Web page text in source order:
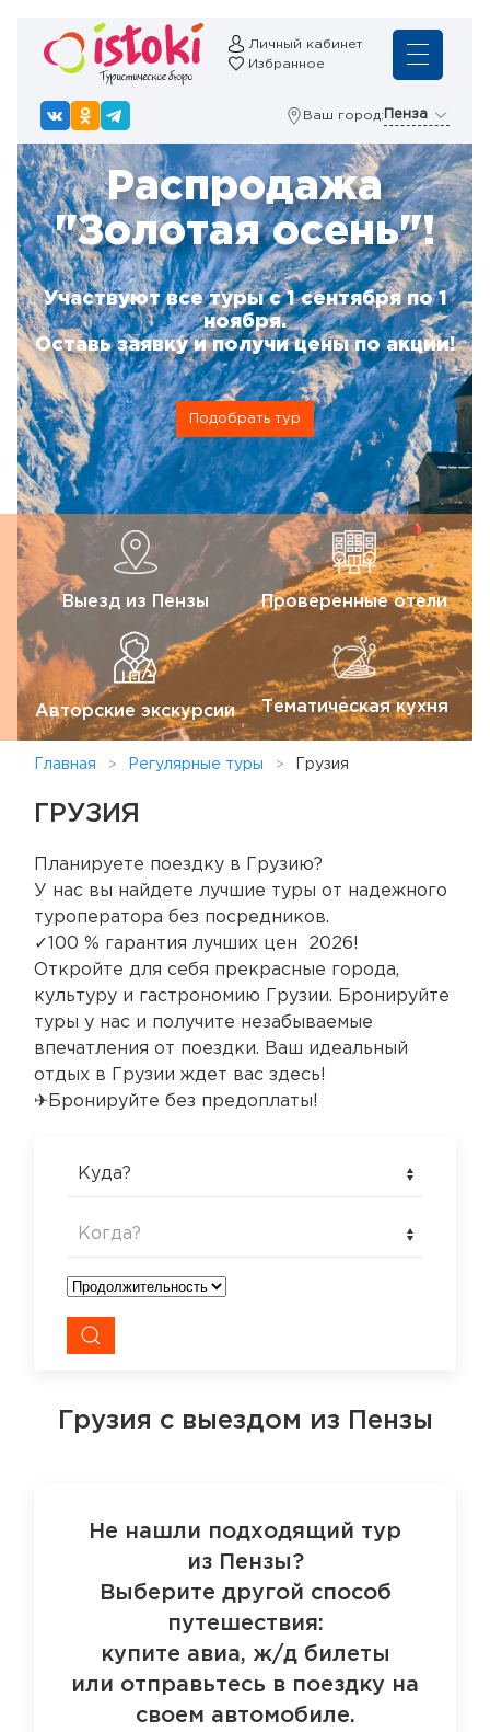
Личный кабинет
Избранное
Ваш город: Пенза
Распродажа
"Золотая осень"!
Участвуют все туры с 1 сентября по 1
ноября.
Оставь заявку и получи цены по акции!
Подобрать тур
Выезд из Пензы Проверенные отели
Авторские экскурсии Тематическая кухня
Главная Регулярные туры Грузия
ГРУЗИЯ
Планируете поездку в Грузию?
У нас вы найдете лучшие туры от надежного
туроператора без посредников.
✓100 % гарантия лучших цен 2026!
Откройте для себя прекрасные города,
культуру и гастрономию Грузии. Бронируйте
туры у нас и получите незабываемые
впечатления от поездки. Ваш идеальный
отдых в Грузии ждет вас здесь!
✈Бронируйте без предоплаты!
Куда?
Когда?
Грузия с выездом из Пензы
Не нашли подходящий тур
из Пензы?
Выберите другой способ
путешествия:
купите авиа, ж/д билеты
или отправьтесь в поездку на
своем автомобиле.